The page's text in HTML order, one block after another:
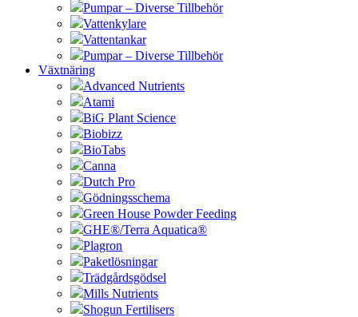
Pumpar – Diverse Tillbehör
Vattenkylare
Vattentankar
Pumpar – Diverse Tillbehör
Växtnäring
Advanced Nutrients
Atami
BiG Plant Science
Biobizz
BioTabs
Canna
Dutch Pro
Gödningsschema
Green House Powder Feeding
GHE®/Terra Aquatica®
Plagron
Paketlösningar
Trädgårdsgödsel
Mills Nutrients
Shogun Fertilisers